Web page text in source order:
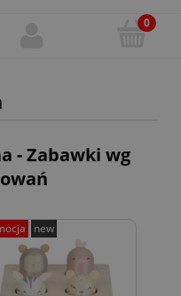
- Zabawki wg
new